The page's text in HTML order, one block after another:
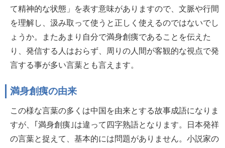
て精神的な状態」を表す意味がありますので、文脈や行間
を理解し、汲み取って使うと正しく使えるのではないでし
ょうか。またあまり自分で満身創痍であることを伝えた
り、発信する人はおらず、周りの人間が客観的な視点で発
言する事が多い言葉とも言えます。
満身創痍の由来
この様な言葉の多くは中国を由来とする故事成語になりま
すが、｢満身創痍｣は違って四字熟語となります。日本発祥
の言葉と捉えて、基本的には問題がありません。小説家の